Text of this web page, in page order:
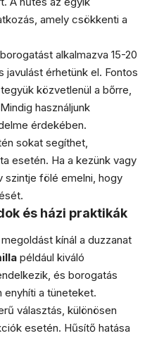
amely csökkenti a
alkalmazva 15-20
érhetünk el. Fontos
közvetlenül a bőrre,
használjunk
érdekében.
sokat segíthet,
esetén. Ha a kezünk vagy
szintje fölé emelni, hogy
és házi praktikák
kínál a duzzanat
például kiváló
és borogatás
enyhíti a tüneteket.
választás, különösen
esetén. Hűsítő hatása